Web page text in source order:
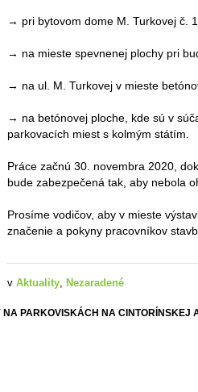
→ pri bytovom dome M. Turkovej č.
→ na mieste spevnenej plochy pri
→ na ul. M. Turkovej v mieste
→ na betónovej ploche, kde sú v
parkovacích miest s kolmým státím.
Práce začnú 30. novembra 2020,
bude zabezpečená tak, aby nebola
Prosíme vodičov, aby v mieste
značenie a pokyny pracovníkov
v Aktuality, Nezaradené
NA PARKOVISKÁCH NA CINTORÍNSKEJ